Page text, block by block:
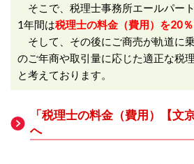
そこで、税理士事務所エールパー
1年間は税理士の料金（費用）を20
そして、その後にご商売が軌道に
のご年商や取引量に応じた適正な税
と考えております。
「税理士の料金（費用）【文
へ